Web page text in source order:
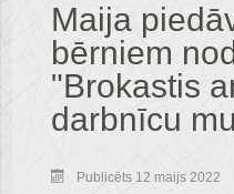
Maija
bērniem
"Brokastis
darbnīcu
Publicēts 12 maijs 2022